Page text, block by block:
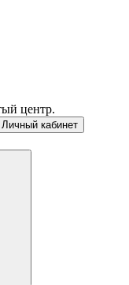
центр.
Личный кабинет